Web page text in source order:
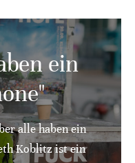
ein
alle haben ein
Koblitz ist ein